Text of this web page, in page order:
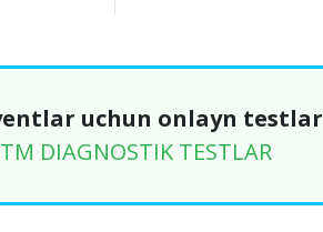
uchun onlayn testlar
DIAGNOSTIK TESTLAR